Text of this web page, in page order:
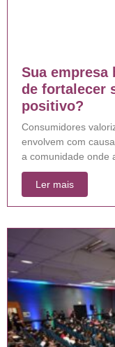
Sua empresa
de fortalecer
positivo?
Consumidores
envolvem com
a comunidade onde
Ler mais